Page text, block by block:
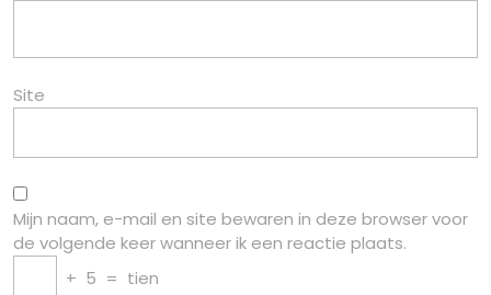
Site
Mijn naam, e-mail en site bewaren in deze browser voor
de volgende keer wanneer ik een reactie plaats.
+ 5 = tien